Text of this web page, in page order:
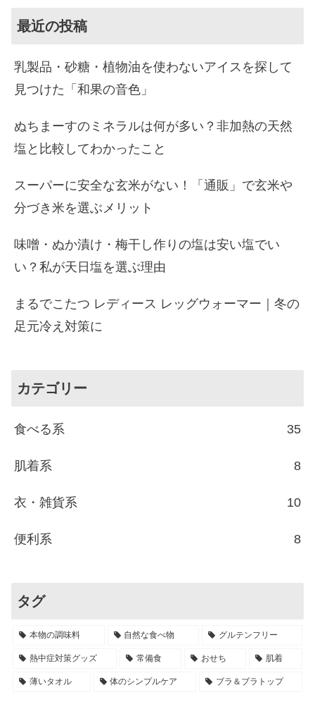
最近の投稿
乳製品・砂糖・植物油を使わないアイスを探して
見つけた「和果の音色」
ぬちまーすのミネラルは何が多い？非加熱の天然
塩と比較してわかったこと
スーパーに安全な玄米がない！「通販」で玄米や
分づき米を選ぶメリット
味噌・ぬか漬け・梅干し作りの塩は安い塩でい
い？私が天日塩を選ぶ理由
まるでこたつ レディース レッグウォーマー｜冬の
足元冷え対策に
カテゴリー
食べる系 35
肌着系 8
衣・雑貨系 10
便利系 8
タグ
本物の調味料 自然な食べ物 グルテンフリー
熱中症対策グッズ 常備食 おせち 肌着
薄いタオル 体のシンプルケア ブラ＆ブラトップ